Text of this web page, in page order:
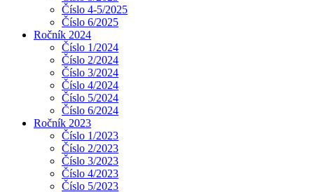
Číslo 4-5/2025
Číslo 6/2025
Ročník 2024
Číslo 1/2024
Číslo 2/2024
Číslo 3/2024
Číslo 4/2024
Číslo 5/2024
Číslo 6/2024
Ročník 2023
Číslo 1/2023
Číslo 2/2023
Číslo 3/2023
Číslo 4/2023
Číslo 5/2023